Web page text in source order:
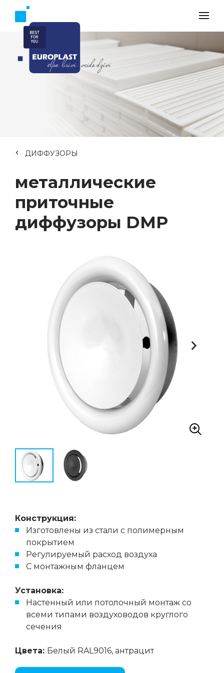
ДИФФУЗОРЫ
металлические
приточные
диффузоры DMP
Конструкция:
Изготовлены из стали с полимерным
покрытием
Регулируемый расход воздуха
С монтажным фланцем
Установка:
Настенный или потолочный монтаж со
всеми типами воздуховодов круглого
сечения
Цвета: Белый RAL9016, антрацит